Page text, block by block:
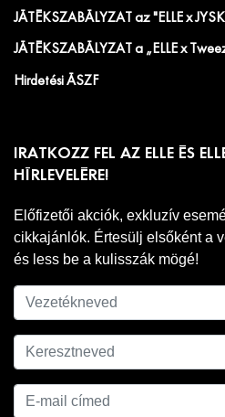
JÁTÉKSZABÁLYZAT az "ELLE x
JÁTÉKSZABÁLYZAT a „ELLE x
Hirdetési ÁSZF
IRATKOZZ FEL AZ ELLE ÉS
HÍRLEVELÉRE!
Előfizetői akciók, exkluzív
cikkajánlók. Értesülj elsőként a
és less be a kulisszák mögé!